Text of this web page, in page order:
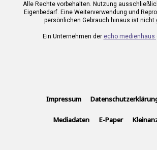
Alle Rechte vorbehalten. Nutzung
Eigenbedarf. Eine Weiterverwendung und
persönlichen Gebrauch hinaus ist nicht
Ein Unternehmen der echo medienhaus
Impressum
Mediadaten E-Paper